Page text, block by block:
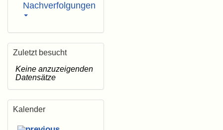
Nachverfolgungen
Zuletzt besucht
Keine anzuzeigenden
Datensätze
Kalender